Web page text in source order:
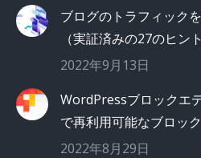
ブログのトラフィック
（実証済みの27のヒント
2022年9月13日
WordPressブロックエ
で再利用可能なブロッ
2022年8月29日